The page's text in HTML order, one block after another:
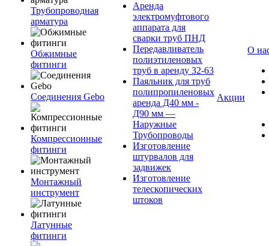
Трубопроводная
арматура
Обжимные
фитинги
Соединения Gebo
Компрессионные
фитинги
Монтажный
инструмент
Латунные
фитинги
Аренда
электромуфтового
аппарата для
сварки труб ПНД
Передавливатель
полиэтиленовых
труб в аренду 32-63
Паяльник для труб
полипропиленовых
аренда Д40 мм -
Д90 мм —
Наружные
Трубопроводы
Изготовление
штурвалов для
задвижек
Изготовление
телескопических
штоков
Акции
О